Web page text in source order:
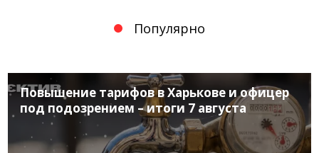
Популярно
Повышение тарифов в Харькове и офицер
под подозрением – итоги 7 августа